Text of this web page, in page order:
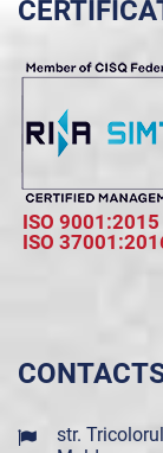
ISO 9001:2015
ISO
str.